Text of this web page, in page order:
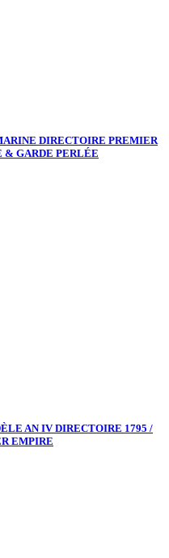
DIRECTOIRE PREMIER
GARDE PERLÉE
AN IV DIRECTOIRE 1795 /
EMPIRE